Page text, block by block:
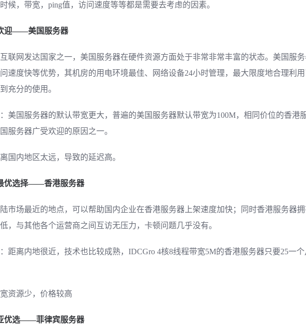
候，带宽，ping值，访问速度等等都是需要去考虑的因素。
迎——美国服务器
联网发达国家之一，美国服务器在硬件资源方面处于非常非常丰富的状态。美国服
速度快等优势，其机房的用电环境最佳、网络设备24小时管理，最大限度地合理利
充分的使用。
美国服务器的默认带宽更大，普遍的美国服务器默认带宽为100M，相同价位的香港
服务器广受欢迎的原因之一。
国内地区太远，导致的延迟高。
优选择——香港服务器
市场最近的地点，可以帮助国内企业在香港服务器上架速度加快；同时香港服务器
，与其他各个运营商之间互访无压力，卡顿问题几乎没有。
距离内地很近，技术也比较成熟，IDCGro 4核8线程带宽5M的香港服务器只要25一
资源少，价格较高
优选——菲律宾服务器